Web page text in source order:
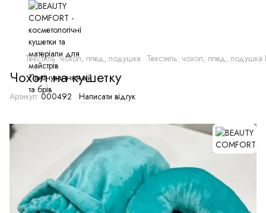
Текстиль: чохол, плед, подушка Текстиль: чохол, плед, подушка
Чохол на кушетку
Артикул: 000492 Написати відгук